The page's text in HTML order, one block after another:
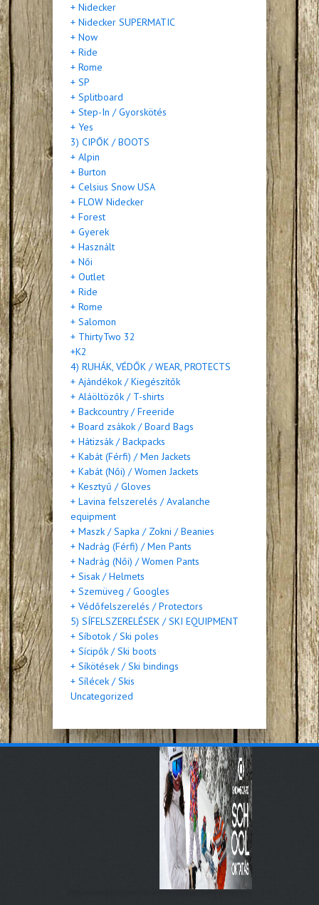
+ Nidecker
+ Nidecker SUPERMATIC
+ Now
+ Ride
+ Rome
+ SP
+ Splitboard
+ Step-In / Gyorskötés
+ Yes
3) CIPŐK / BOOTS
+ Alpin
+ Burton
+ Celsius Snow USA
+ FLOW Nidecker
+ Forest
+ Gyerek
+ Használt
+ Női
+ Outlet
+ Ride
+ Rome
+ Salomon
+ ThirtyTwo 32
+K2
4) RUHÁK, VÉDŐK / WEAR, PROTECTS
+ Ajándékok / Kiegészítők
+ Aláöltözők / T-shirts
+ Backcountry / Freeride
+ Board zsákok / Board Bags
+ Hátizsák / Backpacks
+ Kabát (Férfi) / Men Jackets
+ Kabát (Női) / Women Jackets
+ Kesztyű / Gloves
+ Lavina felszerelés / Avalanche
equipment
+ Maszk / Sapka / Zokni / Beanies
+ Nadrág (Férfi) / Men Pants
+ Nadrág (Női) / Women Pants
+ Sisak / Helmets
+ Szemüveg / Googles
+ Védőfelszerelés / Protectors
5) SÍFELSZERELÉSEK / SKI EQUIPMENT
+ Síbotok / Ski poles
+ Sícipők / Ski boots
+ Síkötések / Ski bindings
+ Sílécek / Skis
Uncategorized